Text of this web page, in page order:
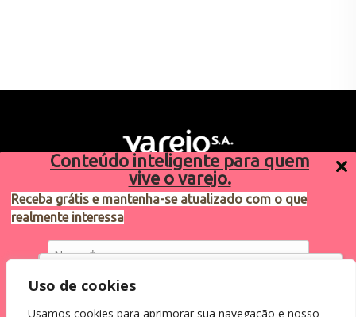
Conteúdo inteligente para quem
vive o varejo.
Receba grátis e mantenha-se atualizado com o que
realmente interessa
Utilizamos cookies para oferecer melhor
Uso de cookies
Usamos cookies para aprimorar sua navegação e nosso
Sugestões de pauta
varejosa@cndl.org.br